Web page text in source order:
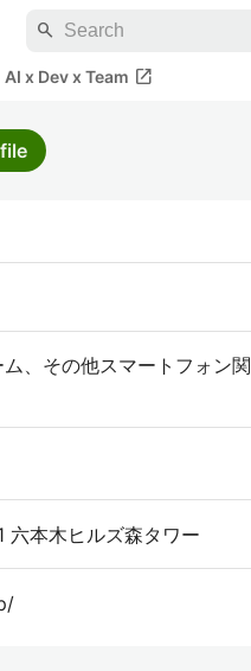
search
AI x Dev x Team open_in_new
、その他スマートフォン
六本木ヒルズ森タワー